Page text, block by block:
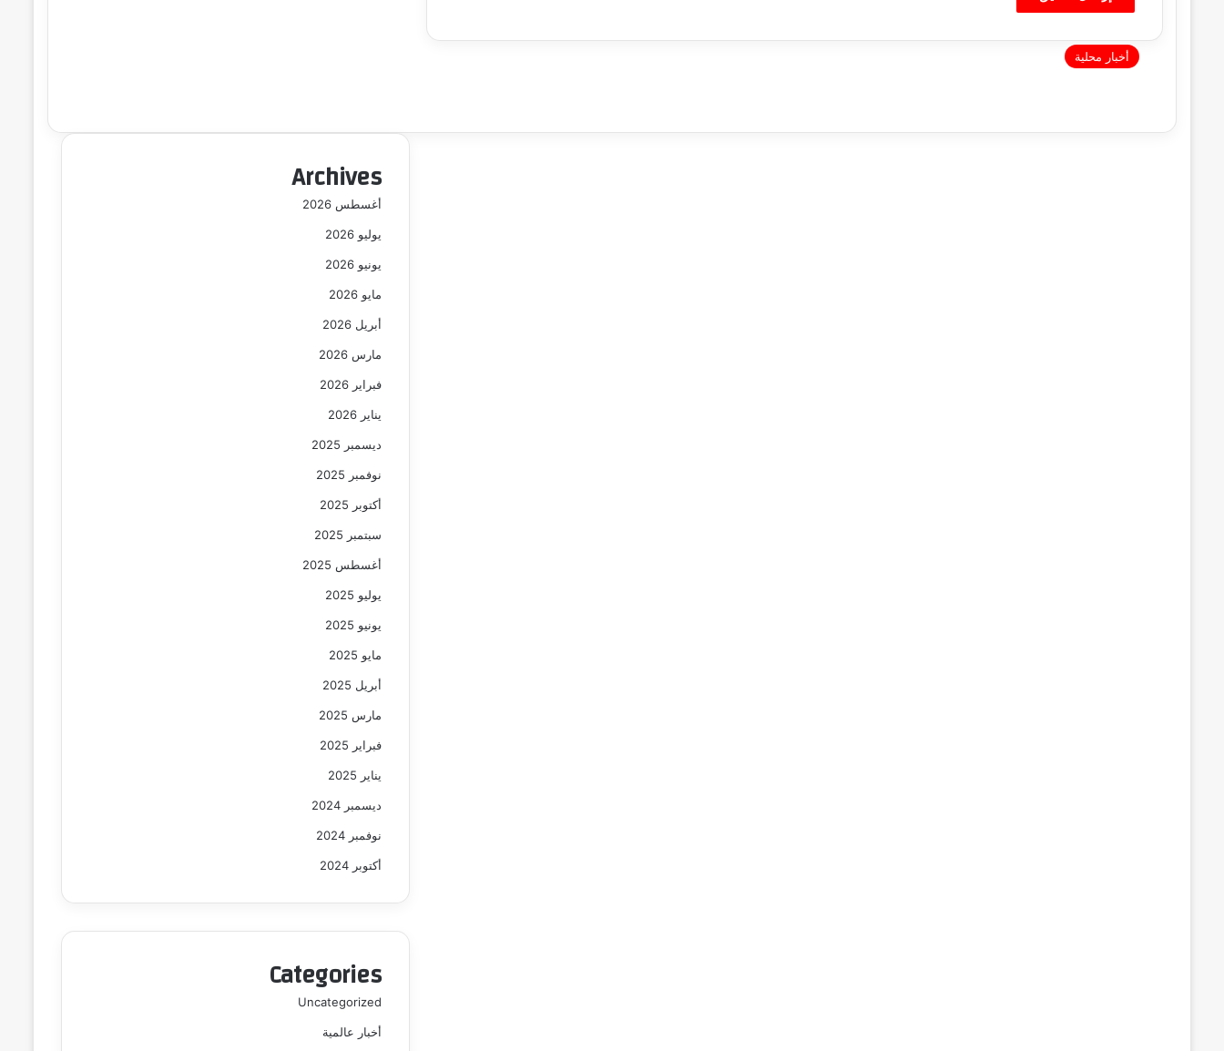
أخبار محلية
Archives
أغسطس 2026
يوليو 2026
يونيو 2026
مايو 2026
أبريل 2026
مارس 2026
فبراير 2026
يناير 2026
ديسمبر 2025
نوفمبر 2025
أكتوبر 2025
سبتمبر 2025
أغسطس 2025
يوليو 2025
يونيو 2025
مايو 2025
أبريل 2025
مارس 2025
فبراير 2025
يناير 2025
ديسمبر 2024
نوفمبر 2024
أكتوبر 2024
Categories
Uncategorized
أخبار عالمية